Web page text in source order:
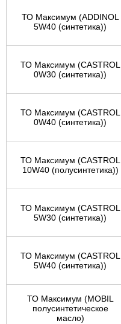
ТО Максимум (ADDINOL
5W40 (синтетика))
ТО Максимум (CASTROL
0W30 (синтетика))
ТО Максимум (CASTROL
0W40 (синтетика))
ТО Максимум (CASTROL
10W40 (полусинтетика))
ТО Максимум (CASTROL
5W30 (синтетика))
ТО Максимум (CASTROL
5W40 (синтетика))
ТО Максимум (MOBIL
полуcинтетическое
масло)